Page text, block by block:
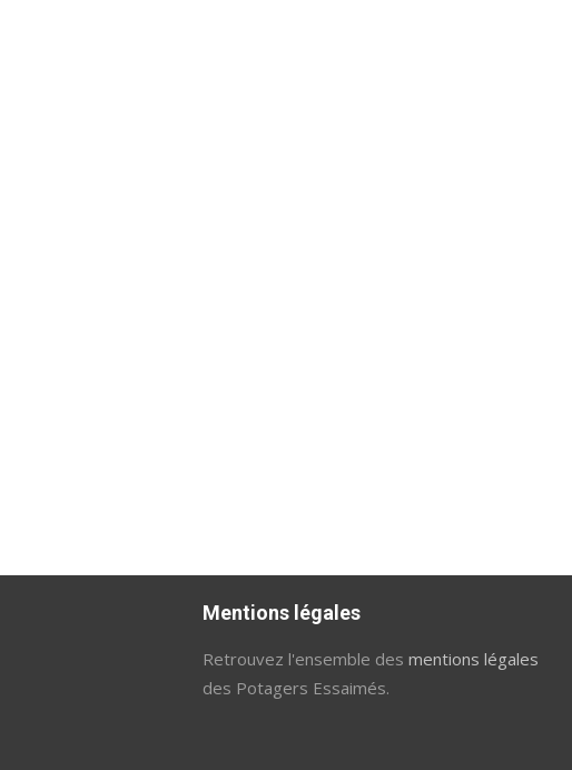
Mentions légales
Retrouvez l'ensemble des mentions légales
des Potagers Essaimés.